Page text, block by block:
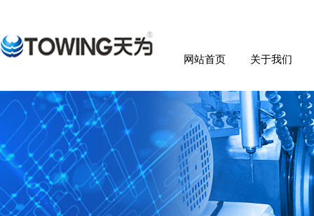
网站首页 关于我们